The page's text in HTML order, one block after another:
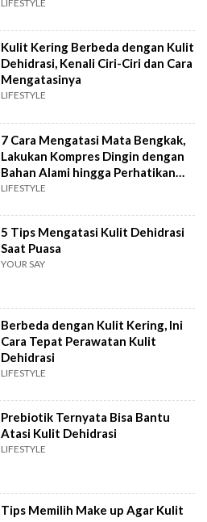
LIFESTYLE
Kulit Kering Berbeda dengan Kulit
Dehidrasi, Kenali Ciri-Ciri dan Cara
Mengatasinya
LIFESTYLE
7 Cara Mengatasi Mata Bengkak,
Lakukan Kompres Dingin dengan
Bahan Alami hingga Perhatikan
Posisi Tidur di Malam Hari
LIFESTYLE
5 Tips Mengatasi Kulit Dehidrasi
Saat Puasa
YOUR SAY
Berbeda dengan Kulit Kering, Ini
Cara Tepat Perawatan Kulit
Dehidrasi
LIFESTYLE
Prebiotik Ternyata Bisa Bantu
Atasi Kulit Dehidrasi
LIFESTYLE
Tips Memilih Make up Agar Kulit